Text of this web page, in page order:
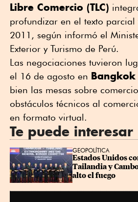
Libre Comercio (TLC)
profundizar en el texto parcial
2011, según informó el
Exterior y Turismo de Perú.
Las negociaciones tuvieron
el 16 de agosto en Bangkok
bien las mesas sobre
obstáculos técnicos al
en formato virtual.
Te puede interesar
GEOPOLÍTICA
Estados Unidos
Tailandia y
alto el fuego